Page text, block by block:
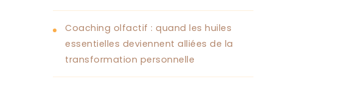
Coaching olfactif : quand les huiles
essentielles deviennent alliées de la
transformation personnelle